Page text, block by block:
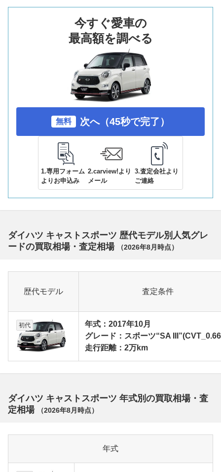
今すぐ愛車の
最高額を調べる
無料 次へ（45秒で完了）
1.専用フォーム
よりお申込み
2.carview!より
メール
3.査定会社より
ご連絡
ダイハツ キャストスポーツ 歴代モデル別人気グレ
ードの買取相場・査定相場
（2026年8月 時点）
歴代モデル 査定条件
初代
年式：2017年10月
グレード：スポーツ“SA
走行距離：2万km
ダイハツ キャストスポーツ 年式別の買取相場・査
定相場
（2026年8月 時点）
年式